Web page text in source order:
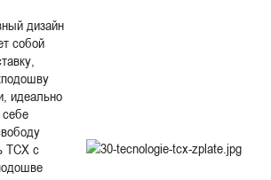
дизайн
собой
идеально
TCX с